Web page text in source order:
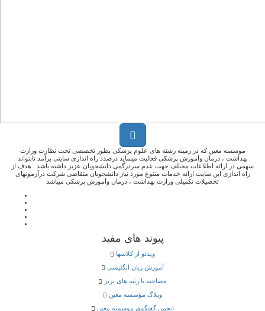
موسسه معین که در زمینه رشته های علوم پزشکی بطور تخصصی تحت نظارت وزارت
بهداشت ، درمان وآموزش پزشکی فعالیت مینماید درصدد راه اندازی سایتی برآمد تابتواند
سهمی در ارائه اطلاعات مختلف جهت عدم سردرگمی دانشجویان عزیز داشته باشد . هدف از
راه اندازی این سایت ارائه خدمات متنوع مورد نیاز دانشجویان متقاضی شرکت درآزمونهای
تحصیلات تکمیلی وزارت بهداشت ، درمان وآموزش پزشکی میباشد
پیوند های مفید
ویدئو از کلاسها
آموزش زبان انگلیسی
مصاحبه با رتبه های برتر
وبلاگ مؤسسه معین
انجمن گفتگوی موسسه معین